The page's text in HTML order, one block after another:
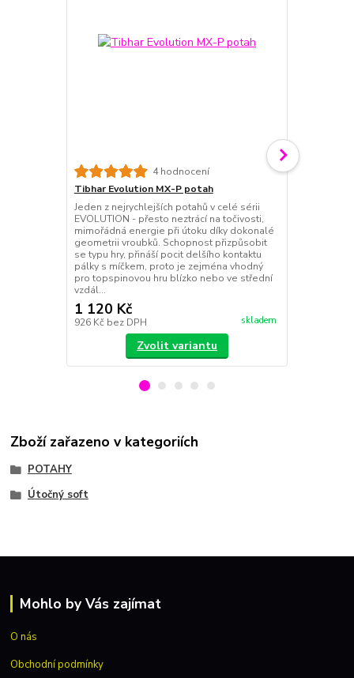
4 hodnocení
Tibhar Evolution MX-P potah
Jeden z nejrychlejších potahů v celé sérii
EVOLUTION - přesto neztrácí na točivosti,
mimořádná energie při útoku díky dokonalé
geometrii vroubků. Schopnost přizpůsobit
se typu hry, přináší pocit delšího kontaktu
pálky s míčkem, proto je zejména vhodný
pro topspinovou hru blízko nebo ve střední
vzdál...
1 120 Kč
926 Kč bez DPH skladem
Zvolit variantu
Tibhar
Zboží zařazeno v kategoriích
POTAHY
Útočný soft
Mohlo by Vás zajímat
O nás
Obchodní podmínky